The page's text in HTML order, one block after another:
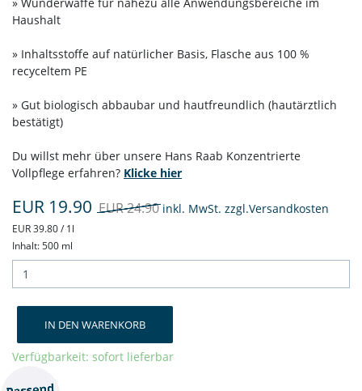
» Wunderwaffe für nahezu alle Anwendungsbereiche im
Haushalt
» Inhaltsstoffe auf natürlicher Basis, Flasche aus 100 %
recyceltem PE
» Gut biologisch abbaubar und hautfreundlich (hautärztlich
bestätigt)
Du willst mehr über unsere Hans Raab Konzentrierte
Vollpflege erfahren? Klicke hier
EUR 19.90 EUR 24.90 inkl. MwSt. zzgl.Versandkosten
EUR 39.80 / 1l
Inhalt: 500 ml
IN DEN WARENKORB
Verfügbarkeit: sofort lieferbar